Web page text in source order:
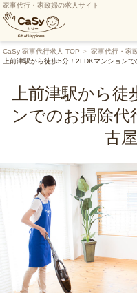
家事代行・家政婦の求人サイト
CaSy 家事代行求人 TOP 家事代行・家
上前津駅から徒歩5分！2LDKマンション
上前津駅から
ンでのお掃除代
古